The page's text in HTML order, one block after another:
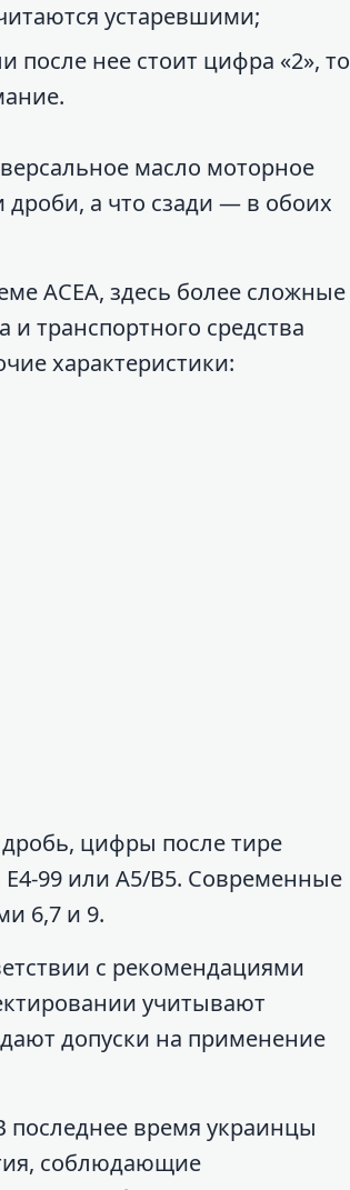
устаревшими;
после нее стоит цифра «2», то
масло моторное
а что сзади — в обоих
ACEA, здесь более сложные
и транспортного средства
характеристики:
цифры после тире
99 или A5/B5. Современные
6,7 и 9.
с рекомендациями
учитывают
допуски на применение
время украинцы
соблюдающие